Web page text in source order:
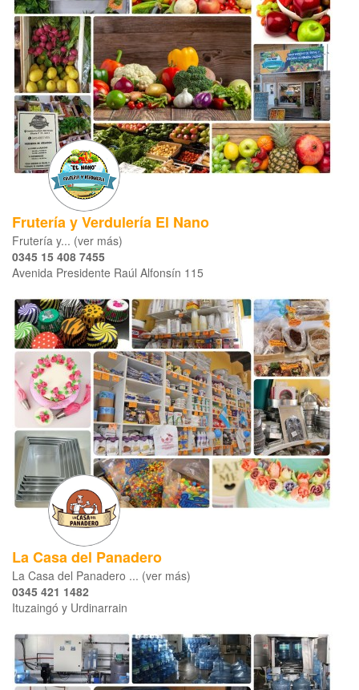
Frutería y Verdulería El Nano
Frutería y... (ver más)
0345 15 408 7455
Avenida Presidente Raúl Alfonsín 115
La Casa del Panadero
La Casa del Panadero ... (ver más)
0345 421 1482
Ituzaingó y Urdinarrain